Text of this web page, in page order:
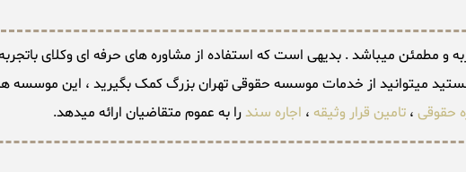
مطمئن میباشد . بدیهی است که استفاده از مشاوره های حرفه ای وکلای باتجربه
میتوانید از خدمات موسسه حقوقی تهران بزرگ کمک بگیرید ، این موسسه
حقوقی ، تامین قرار وثیقه ، اجاره سند را به عموم متقاضیان ارائه میدهد.